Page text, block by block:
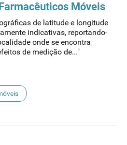
Farmacêuticos Móveis
de latitude e longitude
indicativas, reportando-
onde se encontra
de medição de..."